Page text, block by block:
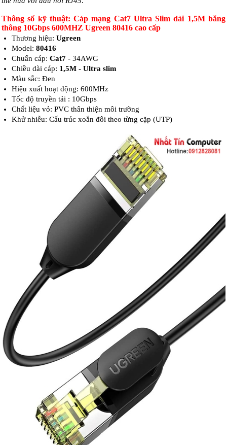
Thông số kỹ thuật: Cáp mạng Cat7 Ultra Slim dài 1,5M băng
thông 10Gbps 600MHZ Ugreen 80416 cao cấp
Thương hiệu: Ugreen
Model: 80416
Chuẩn cáp: Cat7 - 34AWG
Chiều dài cáp: 1,5M - Ultra slim
Màu sắc: Đen
Hiệu xuất hoạt động: 600MHz
Tốc độ truyền tải : 10Gbps
Chất liệu vỏ: PVC thân thiện môi trường
Khử nhiễu: Cấu trúc xoắn đôi theo từng cặp (UTP)